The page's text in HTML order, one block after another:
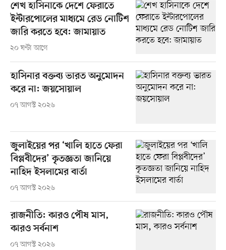
শেখ হাসিনাকে দেশে ফেরাতে
ইন্টারপোলের মাধ্যমে রেড নোটিশ
জারি করতে হবে: জামায়াত
২০ ঘণ্টা আগে
হাসিনার বক্তব্য ভারত অনুমোদন
করে না: জয়সোয়াল
০৭ আগস্ট ২০২৬
জুলাইয়ের পর ‘খালি হাতে ফেরা
বিপ্লবীদের’ কৃতজ্ঞতা জানিয়ে
নাহিদ ইসলামের বার্তা
০৭ আগস্ট ২০২৬
রাজনীতি: কারও পৌষ মাস,
কারও সর্বনাশ
০৭ আগস্ট ২০২৬